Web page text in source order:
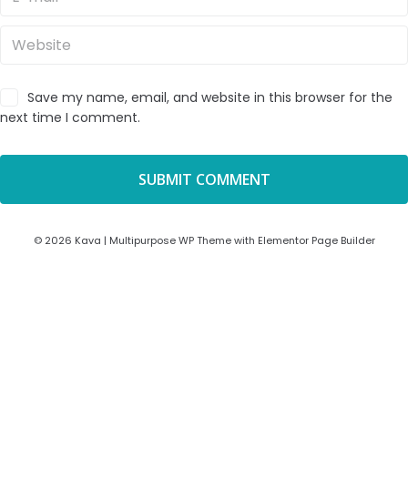
Save my name, email, and website in this browser for the
next time I comment.
© 2026 Kava | Multipurpose WP Theme with Elementor Page Builder